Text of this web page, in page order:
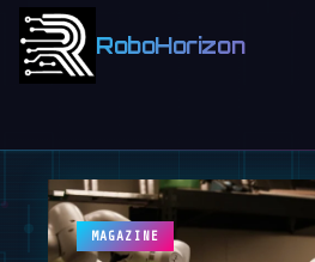
RoboHorizon
MAGAZINE